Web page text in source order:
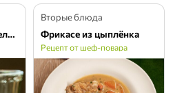
Запеканка из картофеля и говяжьего фарша
Вторые блюда
Фрикасе из цыплёнка
Рецепт от шеф-повара